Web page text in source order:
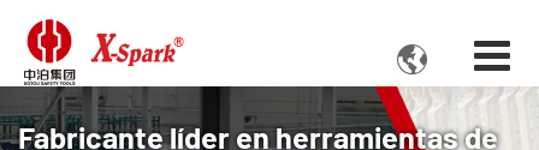

Fabricante líder en herramientas de